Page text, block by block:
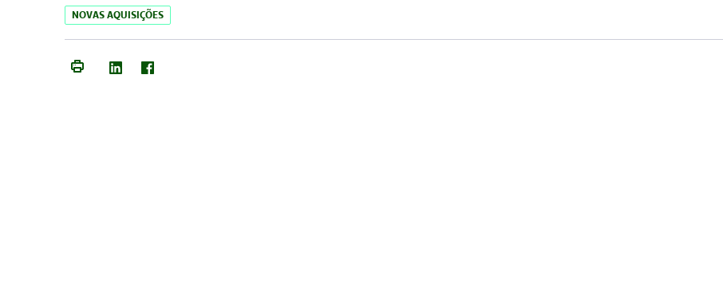
NOVAS AQUISIÇÕES